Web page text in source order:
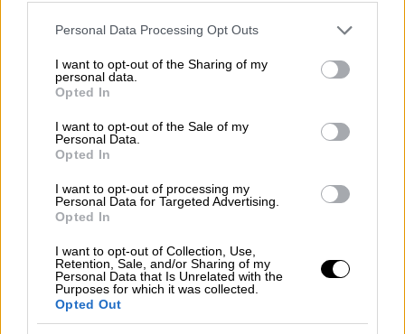
Please note that this website/app uses one or more Google
not limited to your visit or usage behaviour. You may click to
grant or deny consent to Google and its third-party tags to
use your data for below specified purposes in below Google
consent section.
Personal Data Processing Opt Outs
I want to opt-out of the Sharing of my
personal data.
Opted In
I want to opt-out of the Sale of my
Personal Data.
Opted In
I want to opt-out of processing my
Personal Data for Targeted Advertising.
Opted In
I want to opt-out of Collection, Use,
Retention, Sale, and/or Sharing of my
Personal Data that Is Unrelated with the
Purposes for which it was collected.
Opted Out
μπροστά της, ξάπλωσε με την κοιλιά προς τα
πάνω απαιτώντας χάδια και ξύσιμο. Στη
συνέχεια, κατευθύνθηκε προς την διαιτητή
του αγώνα, από την οποία απαίτησε ακριβώς
τα ίδια πράγματα ενώ, τέλος αποφάσισε να
ζητήσει τα χάδια και του τεχνικού τμήματος.
σκύλος αρνούνταν κατηγορηματικά να
αποχωρήσει
με νίκη της Χιλής 1 – 0, μετά το γκολ της
Μαριάνα Σπεκμάγιερ στο 82ο λεπτό.
Δείτε το βίντεο που έγινε viral